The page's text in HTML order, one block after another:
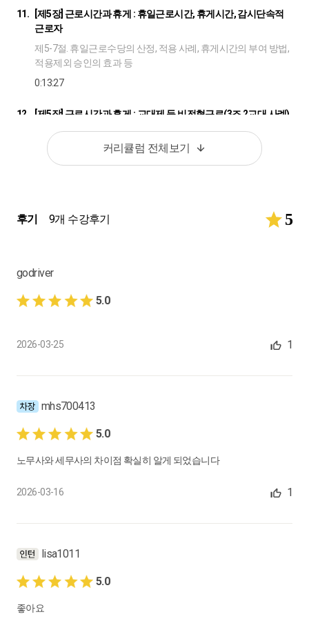
11.
[제5장] 근로시간과 휴게 : 휴일근로시간, 휴게시간, 감시단속적
근로자
제5-7절. 휴일근로수당의 산정, 적용 사례, 휴게시간의 부여 방법,
적용제외 승인의 효과 등
0:13:27
12.
[제5장] 근로시간과 휴게 : 교대제 등 비전형근로(3조 2교대 사례)
제8절. 의의, 근무편성표, 연중무휴 가동을 위한 근로시간 검토
0:10:22
제1-4절. 개요, 활용 가능한 업종/직무, 도입 요건 등
14. [제7장] 휴일 : 개요, 법정휴일
0:27:11
15. [제8장] 연차휴가와 법정휴가 및 휴직 : 연차휴가의 의의와 적용범
제1-3절. 적용범위, 일반 원칙, 단시간 근로자의 연차휴가 등
16.
[제8장] 연차휴가와 법정휴가 및 휴직 : 연차수당과 평균임금, 연
차휴가의 회계연도 운영 방식, 연차휴가의 사용촉진
제4-6절. 행정해석, 판례, 운영 방식, 퇴직 시 연차수당 정산 등
정하는 연차휴가, 출산전후휴가
제7-9절. 의의 및 도입유형, 근로자 대표, 적법한 쟁위행위기간 등
가 외
커리큘럼 전체보기
후기 9개 수강후기 5
godriver
5.0
2026-03-25 1
mhs700413
5.0
노무사와 세무사의 차이점 확실히 알게 되었습니다
2026-03-16 1
lisa1011
5.0
좋아요